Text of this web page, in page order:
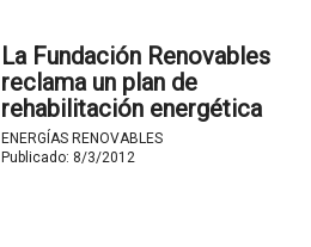
La Fundación Renovables
reclama un plan de
rehabilitación energética
de edificios.
ENERGÍAS RENOVABLES
Publicado: 8/3/2012